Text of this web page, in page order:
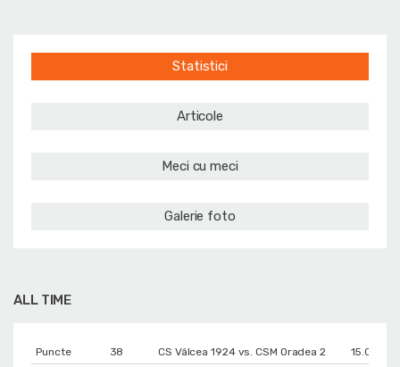
Statistici
Articole
Meci cu meci
Galerie foto
ALL TIME
Puncte 38 CS Vâlcea 1924 vs. CSM Oradea 2